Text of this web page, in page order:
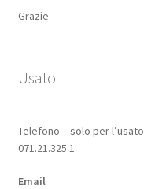
Grazie
Usato
Telefono – solo per l’usato
071.21.325.1
Email